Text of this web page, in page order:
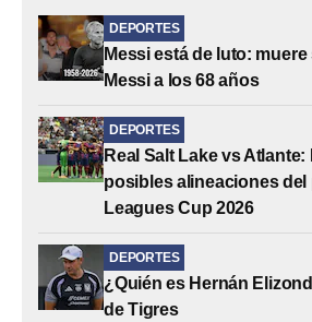
DEPORTES
Messi está de luto:
Messi a los 68 años
DEPORTES
Real Salt Lake vs
posibles alineaciones del
Leagues Cup 2026
DEPORTES
¿Quién es Hernán
de Tigres